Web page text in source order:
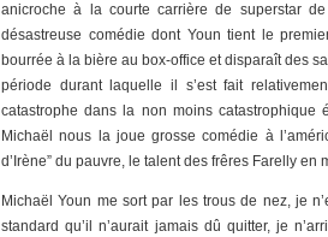
anicroche à la courte carrière de superstar
désastreuse comédie dont Youn tient le
bourrée à la bière au box-office et disparaît des
période durant laquelle il s’est fait
catastrophe dans la non moins catastrophique
Michaël nous la joue grosse comédie à
d’Irène” du pauvre, le talent des frêres Farelly en
Michaël Youn me sort par les trous de nez, je
standard qu’il n’aurait jamais dû quitter, je